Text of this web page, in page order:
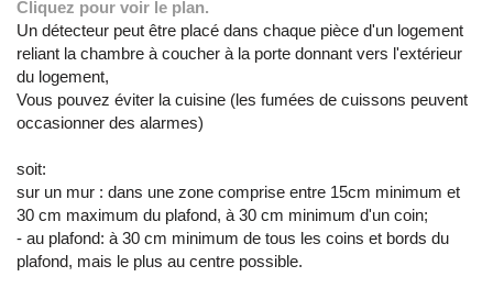
Cliquez pour voir le plan.
Un détecteur peut être placé dans chaque pièce d'un logement
reliant la chambre à coucher à la porte donnant vers l'extérieur
du logement,
Vous pouvez éviter la cuisine (les fumées de cuissons peuvent
occasionner des alarmes)
soit:
sur un mur : dans une zone comprise entre 15cm minimum et
30 cm maximum du plafond, à 30 cm minimum d'un coin;
- au plafond: à 30 cm minimum de tous les coins et bords du
plafond, mais le plus au centre possible.